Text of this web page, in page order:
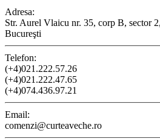
Adresa:
Str. Aurel Vlaicu nr. 35, corp B, sector
Bucureşti
Telefon:
(+4)021.222.57.26
(+4)021.222.47.65
(+4)074.436.97.21
Email:
comenzi@curteaveche.ro